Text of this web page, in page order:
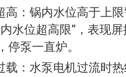
：锅内水位高于上限
水位超高限”，表现
停泵一直炉。
：水泵电机过流时热